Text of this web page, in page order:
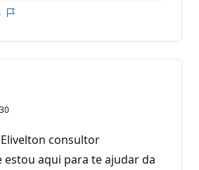
consultor
estou aqui para te ajudar da